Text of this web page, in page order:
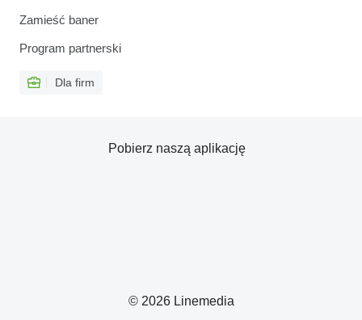
Zamieść baner
Program partnerski
Dla firm
© 2026 Linemedia
Pobierz naszą aplikację